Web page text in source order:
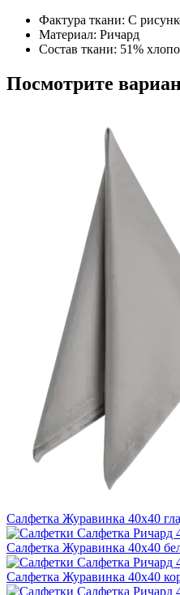
Фактура ткани: С
Материал: Ричард
Состав ткани: 51%
Посмотрите
Салфетка Журавинка 40x40
Салфетка Журавинка 40x40
Салфетка Журавинка 40x40